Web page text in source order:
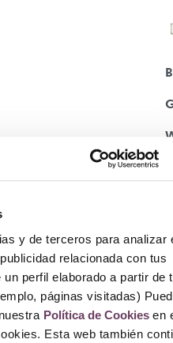
y de terceros para analizar
relacionada con tus
perfil elaborado a partir de
páginas visitadas)
Política de Cookiesen
Esta web también